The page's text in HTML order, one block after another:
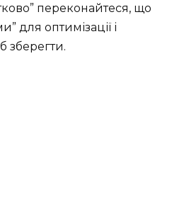
переконайтеся, що
для оптимізації і
зберегти.